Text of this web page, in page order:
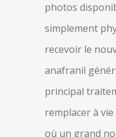
photos
simplement
recevoir le
anafranil
principal
remplacer à
où un grand